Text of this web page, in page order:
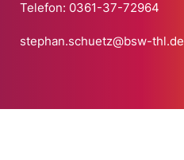
Telefon: 0361-37-72964
stephan.schuetz@bsw-thl.de